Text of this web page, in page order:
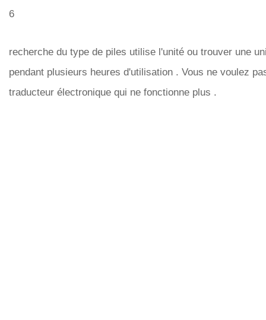
6
recherche du type de piles utilise l'unité ou trouver une
pendant plusieurs heures d'utilisation . Vous ne voulez
traducteur électronique qui ne fonctionne plus .